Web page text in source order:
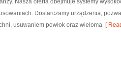
Nasza oferta obejmuje systemy
Dostarczamy urządzenia,
usuwaniem powłok oraz wieloma [